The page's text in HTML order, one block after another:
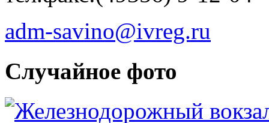
adm-savino@ivreg.ru
Случайное фото